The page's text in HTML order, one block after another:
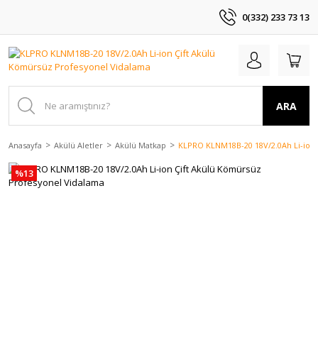
0(332) 233 73 13
ARA
Anasayfa Akülü Aletler Akülü Matkap KLPRO KLNM18B-20 18V/2.0Ah Li-
%13